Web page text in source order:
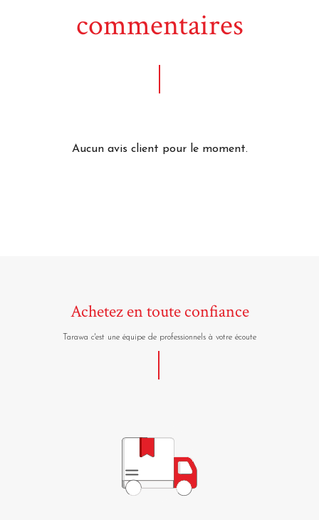
commentaires
Aucun avis client pour le moment.
Achetez en toute confiance
Tarawa c'est une équipe de professionnels à votre écoute